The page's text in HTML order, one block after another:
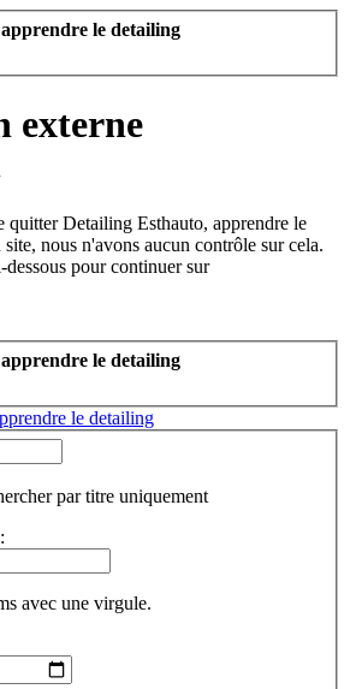
le detailing
externe
quitter Detailing Esthauto, apprendre le
nous n'avons aucun contrôle sur cela.
pour continuer sur
le detailing
par titre uniquement
avec une virgule.